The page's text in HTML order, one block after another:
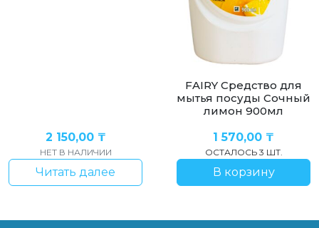
2 150,00 ₸
НЕТ В НАЛИЧИИ
Читать далее
FAIRY Средство для
мытья посуды Сочный
лимон 900мл
1 570,00 ₸
ОСТАЛОСЬ 3 ШТ.
В корзину